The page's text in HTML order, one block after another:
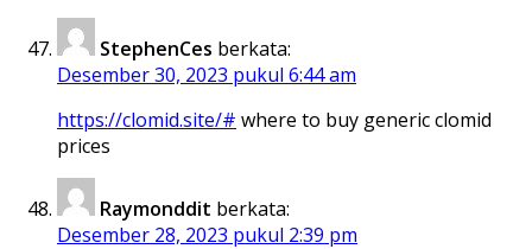
StephenCes berkata:
Desember 30, 2023 pukul 6:44 am
https://clomid.site/# where to buy generic clomid
prices
Raymonddit berkata:
Desember 28, 2023 pukul 2:39 pm